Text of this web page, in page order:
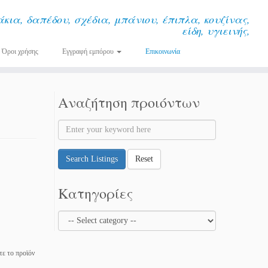
δαπέδου, σχέδια, μπάνιου, έπιπλα, κουζίνας,
είδη, υγιεινής,
Όροι χρήσης Εγγραφή εμπόρου Επικοινωνία
το προϊόν
Αναζήτηση προιόντων
Search Listings Reset
Κατηγορίες